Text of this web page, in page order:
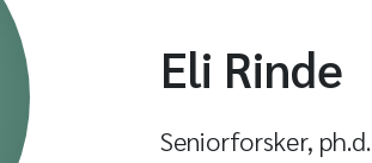
Eli Rinde
Seniorforsker, ph.d.